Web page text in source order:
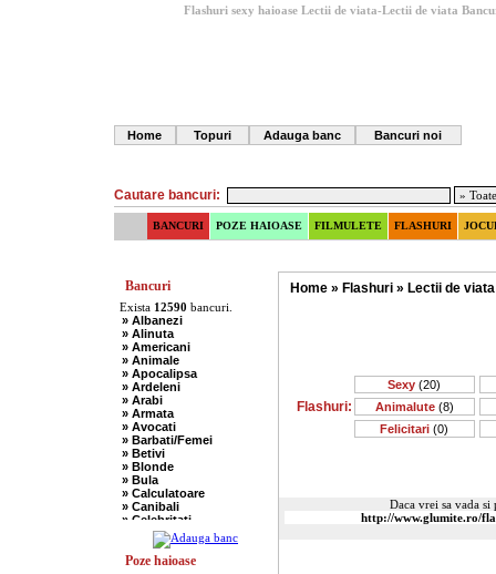
Flashuri sexy haioase Lectii de viata-Lectii de viata
Home Topuri Adauga banc Bancuri noi
Cautare bancuri:
BANCURI POZE HAIOASE FILMULETE FLASHURI
Bancuri
Exista 12590 bancuri.
» Albanezi
» Alinuta
» Americani
» Animale
» Apocalipsa
» Ardeleni
» Arabi
» Armata
» Avocati
» Barbati/Femei
» Betivi
» Blonde
» Bula
» Calculatoare
» Canibali
» Celebritati
» Chelneri
» Chuck Norris
» Ciobani
Poze haioase
Home» Flashuri» Lectii de viata
Flashuri:
Sexy (20)
Animalute(8)
Felicitari (0)
Daca vrei sa vada